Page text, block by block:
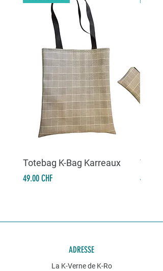
Totebag K-Bag Karreaux
Prix
49.00 CHF Prix
49.00
ADRESSE
La K-Verne de K-Ro